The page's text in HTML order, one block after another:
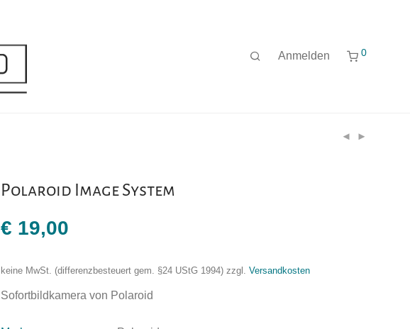
Anmelden 0
Polaroid Image System
€ 19,00
keine MwSt. (differenzbesteuert gem. §24 UStG 1994) zzgl. Versandkosten
Sofortbildkamera von Polaroid